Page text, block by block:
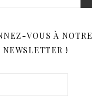
VOUS À NOTRE
NEWSLETTER !